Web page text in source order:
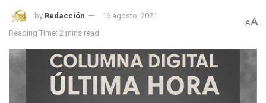
by Redacción
16 agosto, 2021
Reading Time: 2 mins read
AA